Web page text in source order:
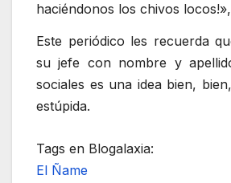
haciéndonos los chivos
Este periódico les recuerda
su jefe con nombre y
sociales es una idea bien,
estúpida.
Tags en Blogalaxia:
El Ñame